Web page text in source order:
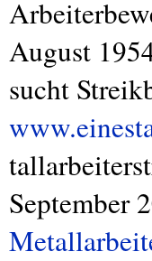
August
sucht
September